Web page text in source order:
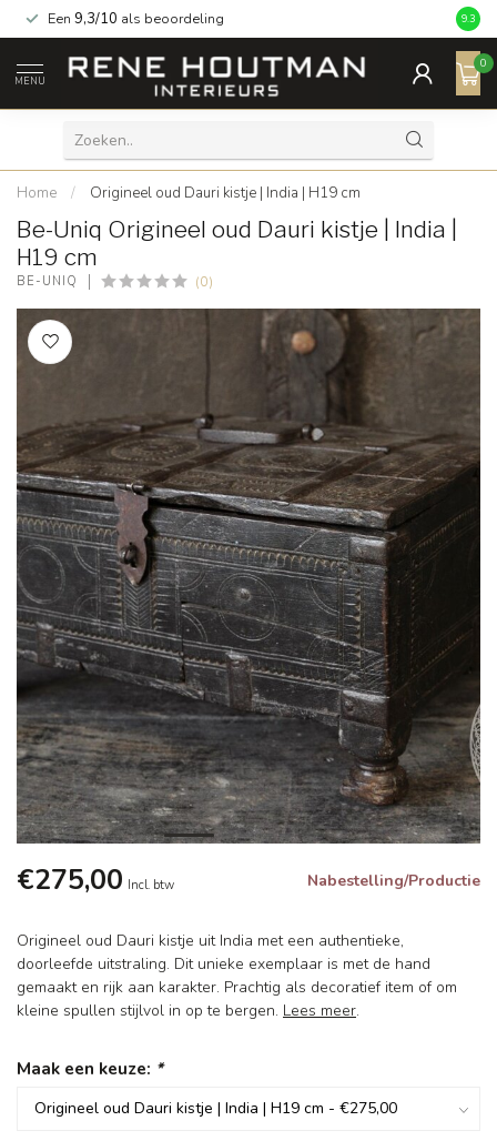
Een 9,3/10 als beoordeling 9.3
MENU
0
Home / Origineel oud Dauri kistje | India | H19 cm
Be-Uniq Origineel oud Dauri kistje | India |
H19 cm
BE-UNIQ (0)
€275,00 Incl. btw Nabestelling/Productie
Origineel oud Dauri kistje uit India met een authentieke,
doorleefde uitstraling. Dit unieke exemplaar is met de hand
gemaakt en rijk aan karakter. Prachtig als decoratief item of om
kleine spullen stijlvol in op te bergen. Lees meer.
Maak een keuze: *